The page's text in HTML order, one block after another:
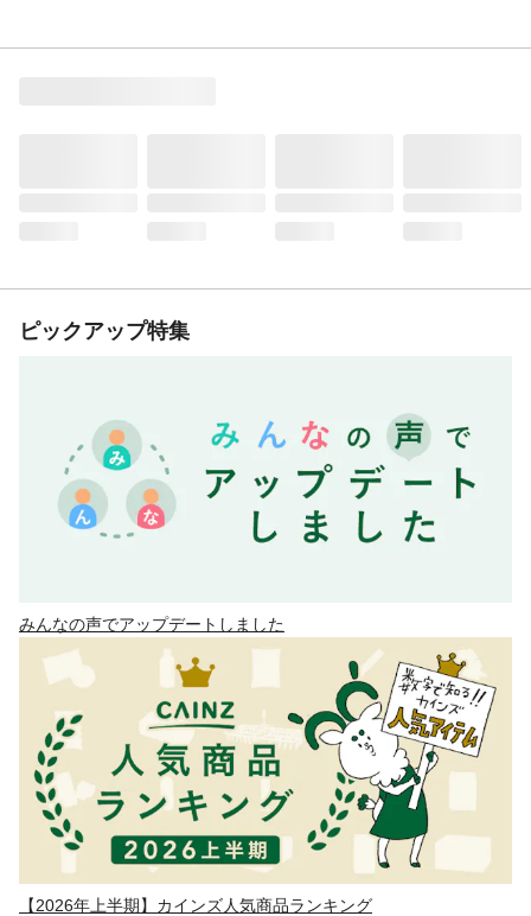
ピックアップ特集
みんなの声でアップデートしました
【2026年上半期】カインズ人気商品ランキング